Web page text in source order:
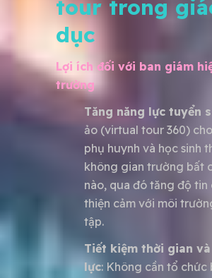
tour trong
dục
Lợi ích đối với ban giám
trường
Tăng năng lực tuyển
ảo (virtual tour 360)
phụ huynh và học sinh
không gian trường bất
nào, qua đó tăng độ tin
thiện cảm với môi
tập.
Tiết kiệm thời gian
lực: Không cần tổ chức